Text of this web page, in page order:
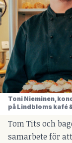
Toni Nieminen,
på Lindbloms kafé
Tom Tits och
samarbete för